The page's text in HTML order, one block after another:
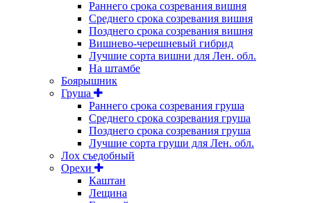
Раннего срока созревания вишня
Среднего срока созревания вишня
Позднего срока созревания вишня
Вишнево-черешневый гибрид
Лучшие сорта вишни для Лен. обл.
На штамбе
Боярышник
Груша
Раннего срока созревания груша
Среднего срока созревания груша
Позднего срока созревания груша
Лучшие сорта груши для Лен. обл.
Лох съедобный
Орехи
Каштан
Лещина